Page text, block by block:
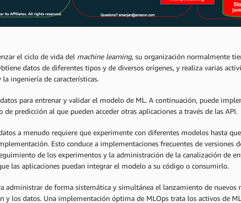
el ciclo de vida del machine learning, su organización normalmente
datos de diferentes tipos y de diversos orígenes, y realiza varias
ingeniería de características.
para entrenar y validar el modelo de ML. A continuación, puede
predicción al que pueden acceder otras aplicaciones a través de las API.
a menudo requiere que experimente con diferentes modelos hasta
Esto conduce a implementaciones frecuentes de versiones
de los experimentos y la administración de la canalización de
las aplicaciones puedan integrar el modelo a su código o consumirlo.
administrar de forma sistemática y simultánea el lanzamiento de nuevos
y los datos. Una implementación óptima de MLOps trata los activos de